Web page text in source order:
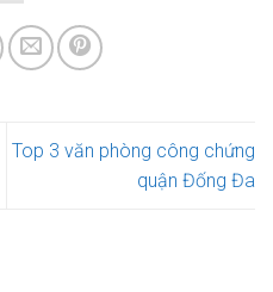
Top 3 văn phòng công chứng
quận Đống Đa